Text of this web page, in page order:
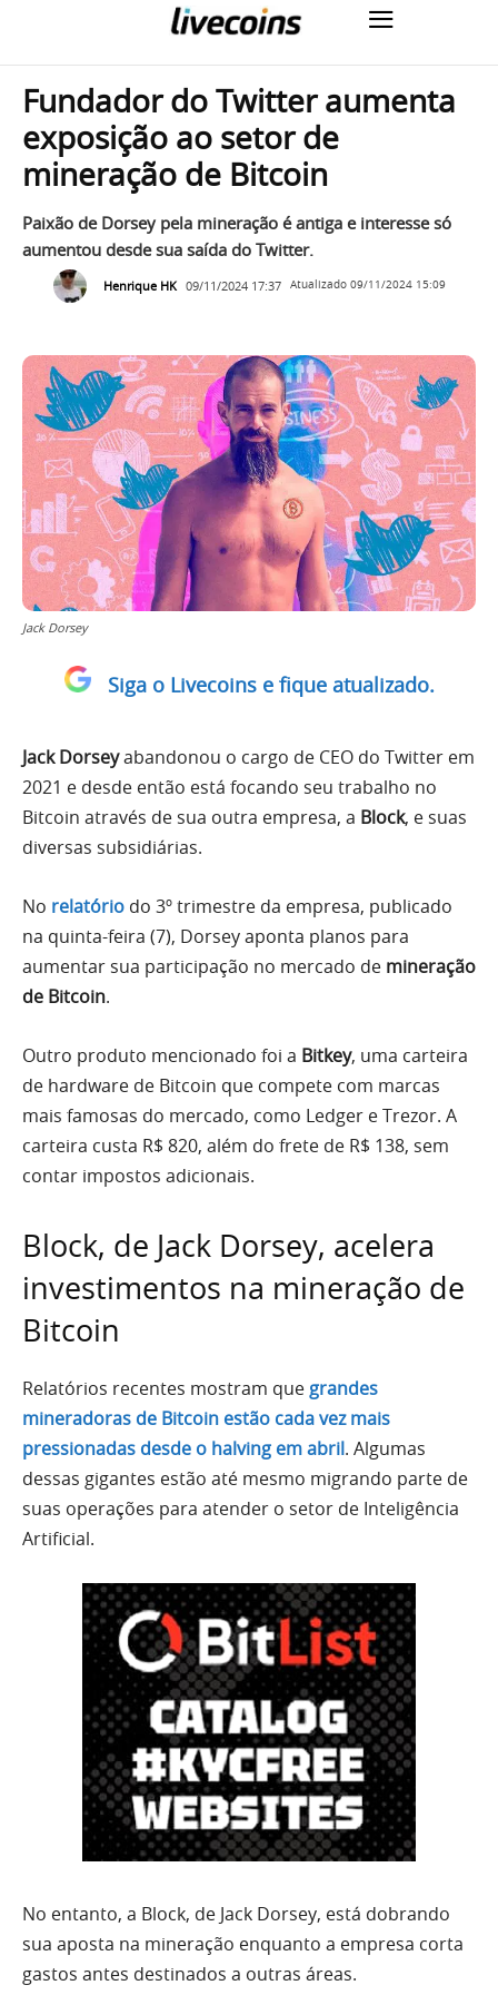
Fundador do Twitter aumenta
exposição ao setor de
mineração de Bitcoin
Paixão de Dorsey pela mineração é antiga e interesse só
aumentou desde sua saída do Twitter.
Henrique HK 09/11/2024 17:37 Atualizado 09/11/2024 15:09
Jack Dorsey
Siga o Livecoins e fique atualizado.
Jack Dorseyabandonou o cargo de CEO do Twitter em
2021 e desde então está focando seu trabalho no
Bitcoin através de sua outra empresa, a Block, e suas
diversas subsidiárias.
No relatório do 3º trimestre da empresa, publicado
na quinta-feira (7), Dorsey aponta planos para
aumentar sua participação no mercado de mineração
de Bitcoin.
Outro produto mencionado foi a Bitkey, uma carteira
de hardware de Bitcoin que compete com marcas
mais famosas do mercado, como Ledger e Trezor. A
carteira custa R$ 820, além do frete de R$ 138, sem
contar impostos adicionais.
Block, de Jack Dorsey, acelera
investimentos na mineração de
Bitcoin
Relatórios recentes mostram que grandes
mineradoras de Bitcoin estão cada vez mais
pressionadas desde o halving em abril. Algumas
dessas gigantes estão até mesmo migrando parte de
suas operações para atender o setor de Inteligência
Artificial.
No entanto, a Block, de Jack Dorsey, está dobrando
sua aposta na mineração enquanto a empresa corta
gastos antes destinados a outras áreas.